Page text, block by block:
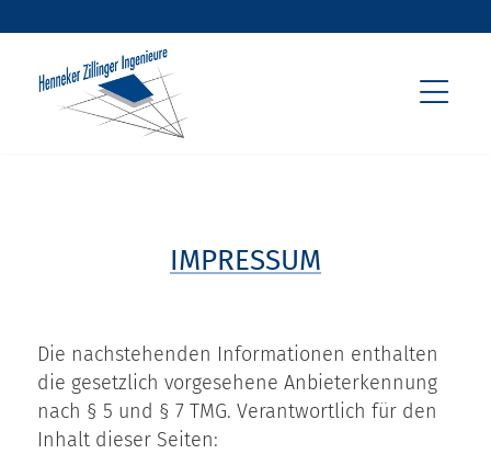
IMPRESSUM
Die nachstehenden Informationen enthalten
die gesetzlich vorgesehene Anbieterkennung
nach § 5 und § 7 TMG. Verantwortlich für den
Inhalt dieser Seiten: